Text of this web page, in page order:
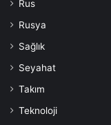
Rus
Rusya
Sağlık
Seyahat
Takım
Teknoloji